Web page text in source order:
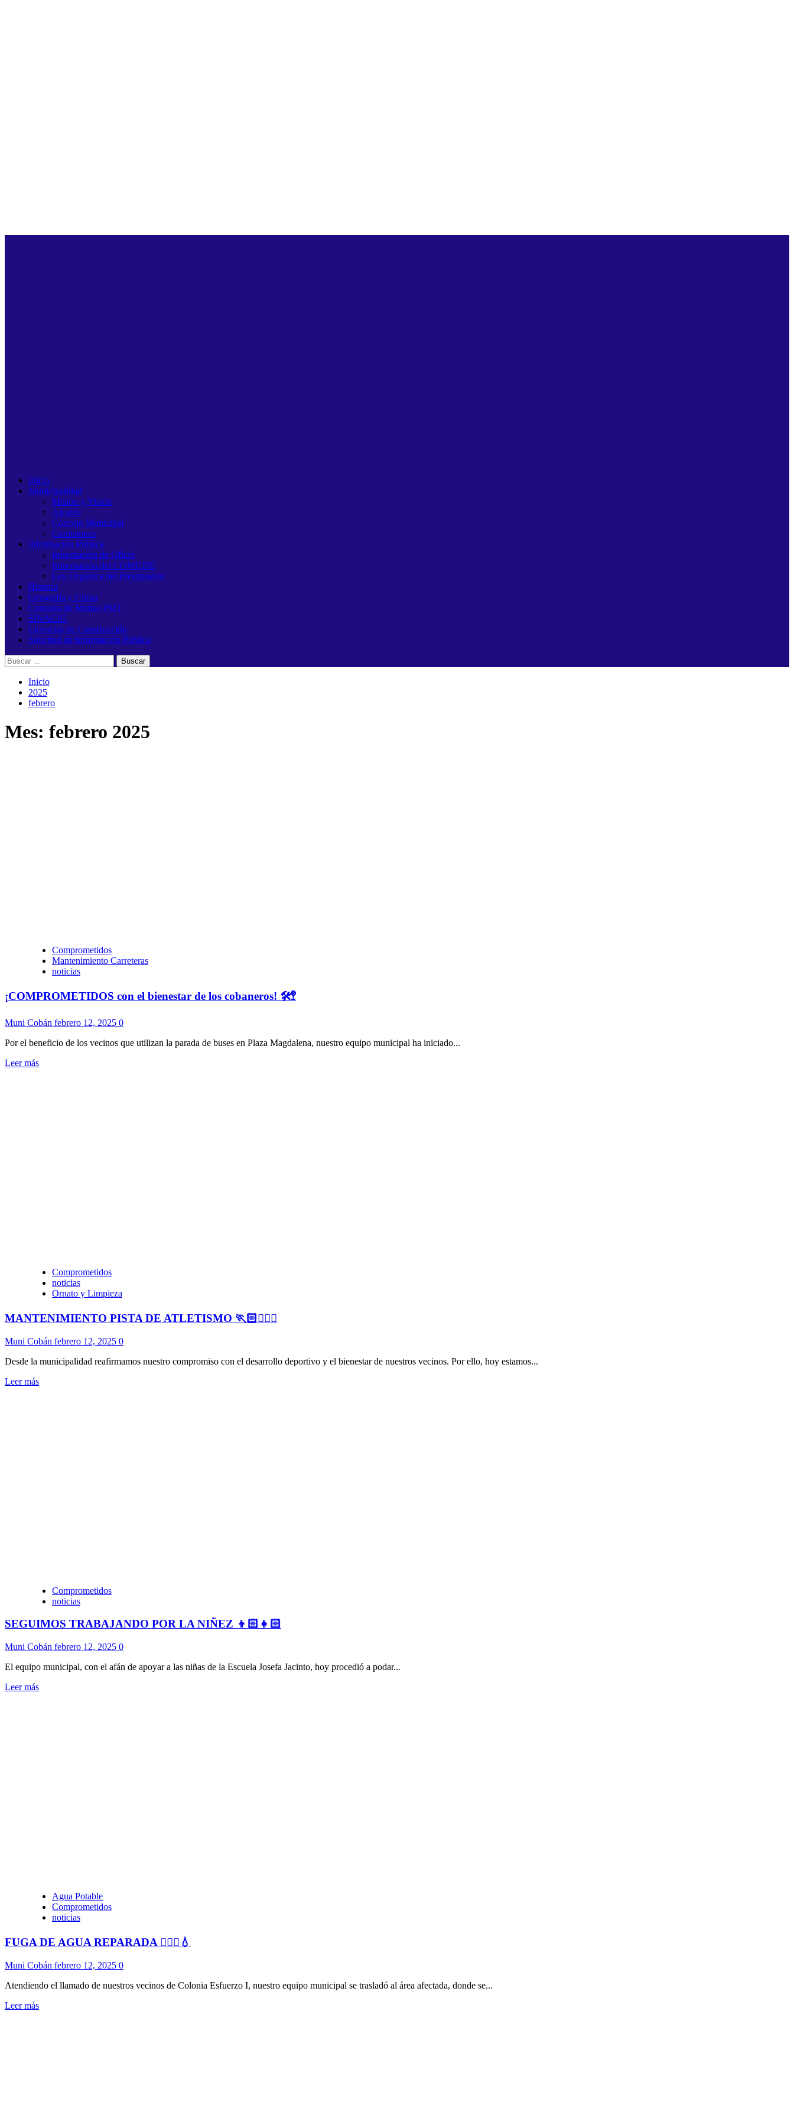
Inicio
Municipalidad
Misión y Visión
Alcalde
Concejo Municipal
Comisiones
Información Pública
Información de Oficio
Información del COMUDE
Ley Orgánica del Presupuesto
Historia
Geografía y Clima
Consulta de Multas PMT
SINACIG
Licencias de Construcción
Solicitud de Información Pública
Buscar:
Inicio
2025
febrero
Mes: febrero 2025
Comprometidos
Mantenimiento Carreteras
noticias
¡COMPROMETIDOS con el bienestar de los cobaneros! 🛠️🚏
Muni Cobán febrero 12, 2025 0
Por el beneficio de los vecinos que utilizan la parada de buses en Plaza Magdalena, nuestro equipo municipal ha iniciado...
Leer más
Comprometidos
noticias
Ornato y Limpieza
MANTENIMIENTO PISTA DE ATLETISMO 🏃🏻🏃🏻‍♀️
Muni Cobán febrero 12, 2025 0
Desde la municipalidad reafirmamos nuestro compromiso con el desarrollo deportivo y el bienestar de nuestros vecinos. Por ello, hoy estamos...
Leer más
Comprometidos
noticias
SEGUIMOS TRABAJANDO POR LA NIÑEZ 👦🏻👧🏻
Muni Cobán febrero 12, 2025 0
El equipo municipal, con el afán de apoyar a las niñas de la Escuela Josefa Jacinto, hoy procedió a podar...
Leer más
Agua Potable
Comprometidos
noticias
FUGA DE AGUA REPARADA 👷🏻‍♂️💧
Muni Cobán febrero 12, 2025 0
Atendiendo el llamado de nuestros vecinos de Colonia Esfuerzo I, nuestro equipo municipal se trasladó al área afectada, donde se...
Leer más